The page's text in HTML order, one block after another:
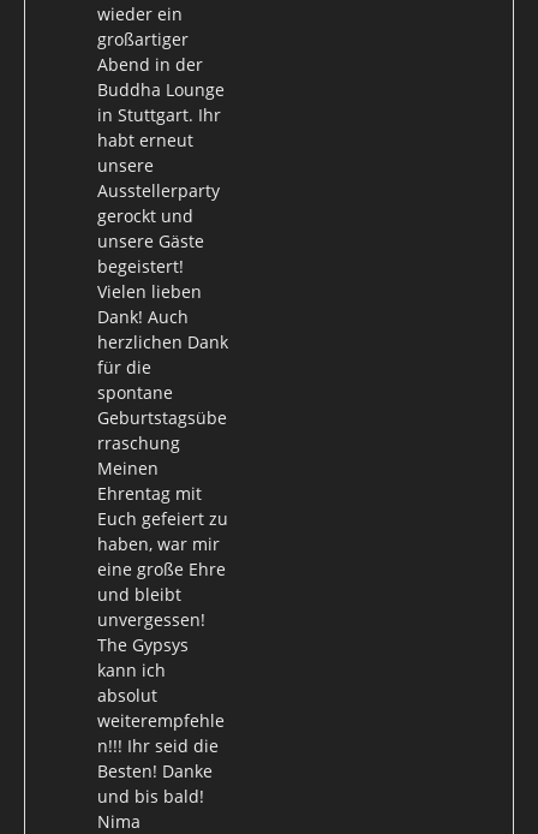
wieder ein
großartiger
Abend in der
Buddha Lounge
in Stuttgart. Ihr
habt erneut
unsere
Ausstellerparty
gerockt und
unsere Gäste
begeistert!
Vielen lieben
Dank! Auch
herzlichen Dank
für die
spontane
Geburtstagsübe
rraschung
Meinen
Ehrentag mit
Euch gefeiert zu
haben, war mir
eine große Ehre
und bleibt
unvergessen!
The Gypsys
kann ich
absolut
weiterempfehle
n!!! Ihr seid die
Besten! Danke
und bis bald!
Nima